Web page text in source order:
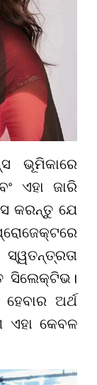
ଭୂମିକାରେ
ଏହା ଜାରି
କରନ୍ତୁ ଯେ
ସିଲେକ୍ଟିଭ ।
ଅର୍ଥ
ଏହା କେବଳ